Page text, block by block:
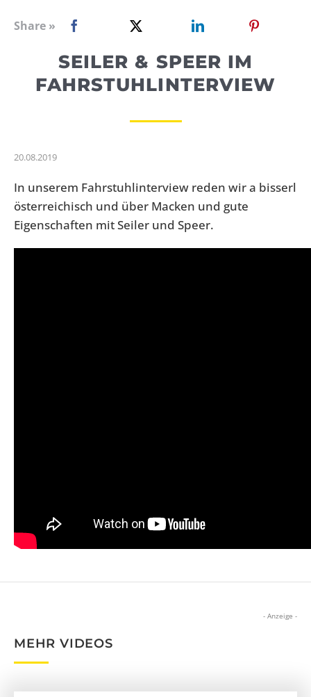
WEBRADIO
Share »
SEILER & SPEER IM
FAHRSTUHLINTERVIEW
20.08.2019
In unserem Fahrstuhlinterview reden wir a bisserl
österreichisch und über Macken und gute
Eigenschaften mit Seiler und Speer.
- Anzeige -
MEHR VIDEOS